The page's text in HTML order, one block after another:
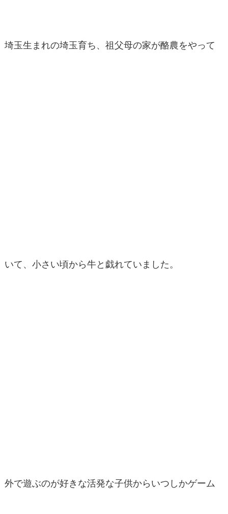
埼玉生まれの埼玉育ち、祖父母の家が酪農をやって
いて、小さい頃から牛と戯れていました。
外で遊ぶのが好きな活発な子供からいつしかゲーム